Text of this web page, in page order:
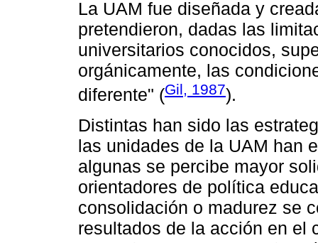
La UAM fue diseñada y
pretendieron, dadas las
universitarios conocidos,
orgánicamente, las
diferente" (Gil, 1987).
Distintas han sido las
las unidades de la UAM han
algunas se percibe mayor
orientadores de política
consolidación o madurez se
resultados de la acción en el